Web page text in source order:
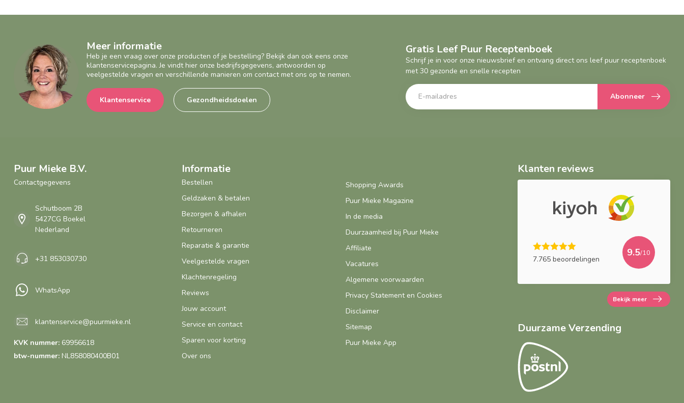
Meer informatie
Heb je een vraag over onze producten of je bestelling? Bekijk dan ook eens onze
klantenservicepagina. Je vindt hier onze bedrijfsgegevens, antwoorden op
veelgestelde vragen en verschillende manieren om contact met ons op te nemen.
Klantenservice Gezondheidsdoelen
Gratis Leef Puur Receptenboek
Schrijf je in voor onze nieuwsbrief en ontvang direct ons leef puur receptenboek
met 30 gezonde en snelle recepten
Abonneer
Puur Mieke B.V.
Contactgegevens
Schutboom 2B
5427CG Boekel
Nederland
+31 853030730
WhatsApp
klantenservice@puurmieke.nl
KVK nummer: 69956618
btw-nummer: NL858080400B01
Informatie
Bestellen
Geldzaken & betalen
Bezorgen & afhalen
Retourneren
Reparatie & garantie
Veelgestelde vragen
Klachtenregeling
Reviews
Jouw account
Service en contact
Sparen voor korting
Over ons
Shopping Awards
Puur Mieke Magazine
In de media
Duurzaamheid bij Puur Mieke
Affiliate
Vacatures
Algemene voorwaarden
Privacy Statement en Cookies
Disclaimer
Sitemap
Puur Mieke App
Klanten reviews
7.765 beoordelingen
9.5/10
Bekijk meer
Duurzame Verzending